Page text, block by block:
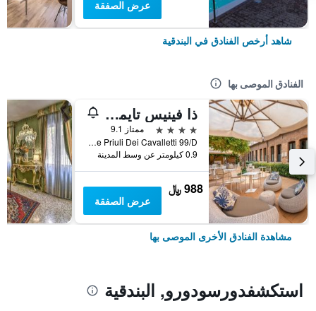
عرض الصفقة
شاهد أرخص الفنادق في البندقية
الفنادق الموصى بها
ذا فينيس تايمز هوتل، فينيت كوليكش باي آيتش جي
4 نجوم
ممتاز 9.1
Calle Priuli Dei Cavalletti 99/D, البندقية, فينيتو, إيطاليا
0.9 كيلومتر عن وسط المدينة
988 ﷼
عرض الصفقة
مشاهدة الفنادق الأخرى الموصى بها
استكشفدورسودورو, البندقية